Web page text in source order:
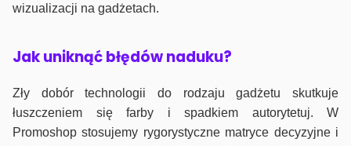
wizualizacji na gadżetach.
Jak uniknąć błędów naduku?
Zły dobór technologii do rodzaju gadżetu skutkuje
łuszczeniem się farby i spadkiem autorytetuj. W
Promoshop stosujemy rygorystyczne matryce decyzyjne i